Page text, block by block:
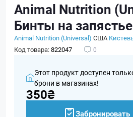
Animal Nutrition
Бинты на
Animal Nutrition (Universal) США
Код товара:822047 0
Этот продукт доступен
брони в магазинах!
350₴
Забронировать